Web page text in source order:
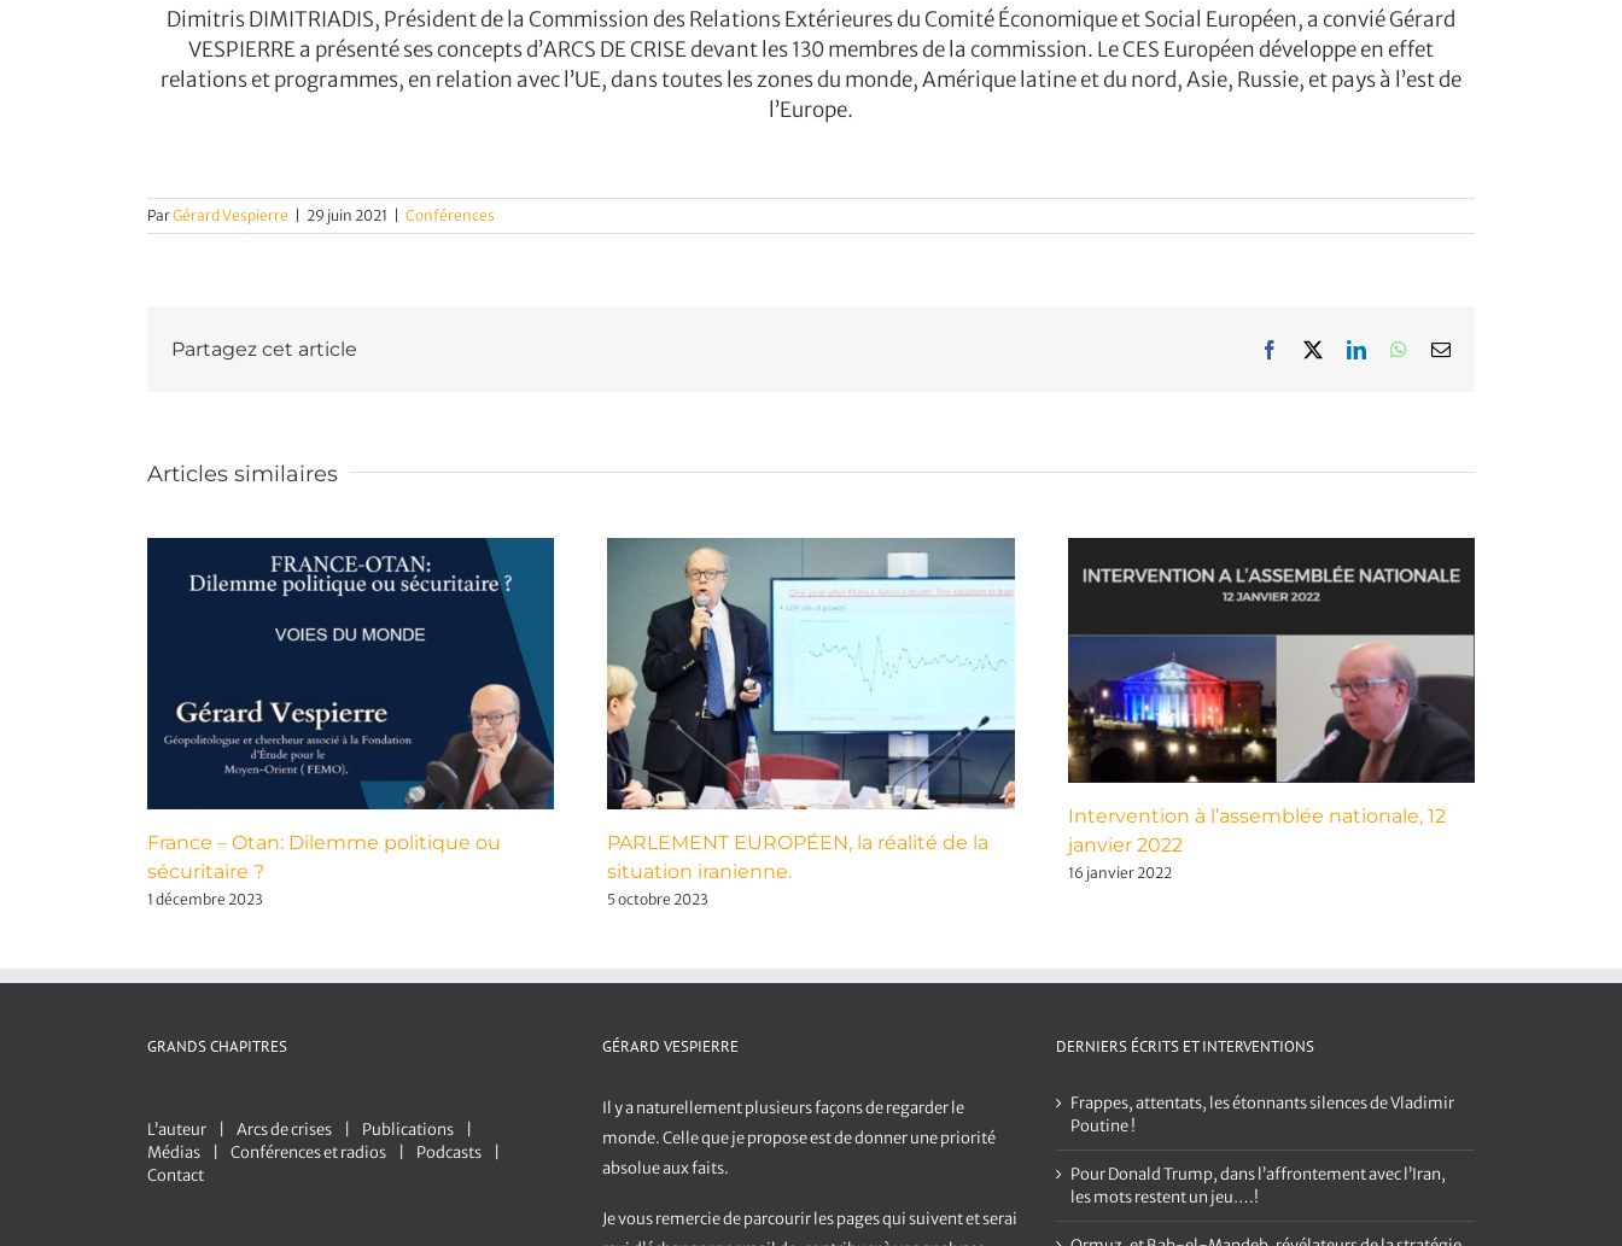
Dimitris DIMITRIADIS, Président de la Commission des Relations Extérieures du Comité Économique et Social Européen, a convié Gérard
VESPIERRE a présenté ses concepts d’ARCS DE CRISE devant les 130 membres de la commission. Le CES Européen développe en effet
relations et programmes, en relation avec l’UE, dans toutes les zones du monde, Amérique latine et du nord, Asie, Russie, et pays à l’est de
l’Europe.
ParGérard Vespierre 29 juin 2021 Conférences
Partagez cet article Facebook LinkedInWhatsApp
Email
Articles similaires
France – Otan: Dilemme politique ou
sécuritaire ?
1 décembre 2023
PARLEMENT EUROPÉEN, la réalité de la
situation iranienne.
5 octobre 2023
Intervention à l’assemblée nationale, 12
janvier 2022
16 janvier 2022
GRANDS CHAPITRES
L’auteur Arcs de crises
Publications
Médias
Conférences et radios
Podcasts
Contact
GÉRARD VESPIERRE
Il y a naturellement plusieurs façons de regarder le
monde. Celle que je propose est de donner une priorité
absolue aux faits.
Je vous remercie de parcourir les pages qui suivent et serai
DERNIERS ÉCRITS ET INTERVENTIONS
Frappes, attentats, les étonnants silences de Vladimir
Poutine !
Pour Donald Trump, dans l’affrontement avec l’Iran,
les mots restent un jeu….!